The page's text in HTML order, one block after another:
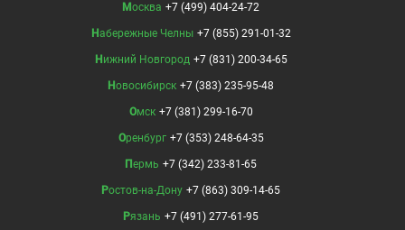
Москва +7 (499) 404-24-72
Набережные Челны +7 (855) 291-01-32
Нижний Новгород +7 (831) 200-34-65
Новосибирск +7 (383) 235-95-48
Омск +7 (381) 299-16-70
Оренбург +7 (353) 248-64-35
Пермь +7 (342) 233-81-65
Ростов-на-Дону +7 (863) 309-14-65
Рязань +7 (491) 277-61-95